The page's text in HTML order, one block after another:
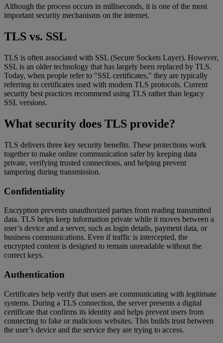
Although the process occurs in milliseconds, it is one of the most
important security mechanisms on the internet.
TLS vs. SSL
TLS is often associated with SSL (Secure Sockets Layer). However,
SSL is an older technology that has largely been replaced by TLS.
Today, when people refer to "SSL certificates," they are typically
referring to certificates used with modern TLS protocols. Current
security best practices recommend using TLS rather than legacy
SSL versions.
What security does TLS provide?
TLS delivers three key security benefits. These protections work
together to make online communication safer by keeping data
private, verifying trusted connections, and helping prevent
tampering during transmission.
Confidentiality
Encryption prevents unauthorized parties from reading transmitted
data. TLS helps keep information private while it moves between a
user’s device and a server, such as login details, payment data, or
business communications. Even if traffic is intercepted, the
encrypted content is designed to remain unreadable without the
correct keys.
Authentication
Certificates help verify that users are communicating with legitimate
systems. During a TLS connection, the server presents a digital
certificate that confirms its identity and helps prevent users from
connecting to fake or malicious websites. This builds trust between
the user’s device and the service they are trying to access.